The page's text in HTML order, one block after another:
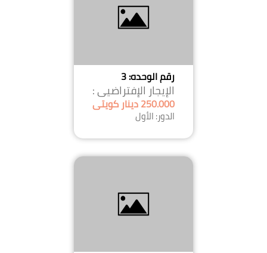
رقم الوحده: 3
الإيجار الإفتراضيى :
250.000 دينار كويتى
الدور: الأول